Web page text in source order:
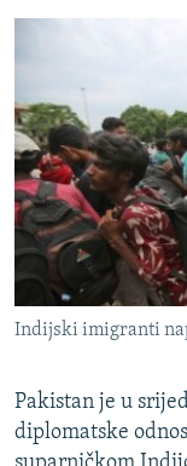
RSE PRIČE IZ
ISPRIČAJ MI
DNEVNO@RSE
SPECIJALI RSE
VIŠE OD NASLOVA
GENOCID U
POPLAVE I KLIZIŠTA U
TV LIBERTY
POST SCRIPTUM
PRATITE NAS
Sve RFE/RL
Indijski imigranti
Pakistan je u
diplomatske